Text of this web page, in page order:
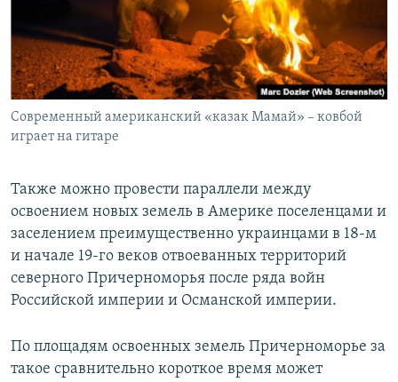
Современный американский «казак Мамай» – ковбой
играет на гитаре
Также можно провести параллели между
освоением новых земель в Америке поселенцами и
заселением преимущественно украинцами в 18-м
и начале 19-го веков отвоеванных территорий
северного Причерноморья после ряда войн
Российской империи и Османской империи.
По площадям освоенных земель Причерноморье за
такое сравнительно короткое время может